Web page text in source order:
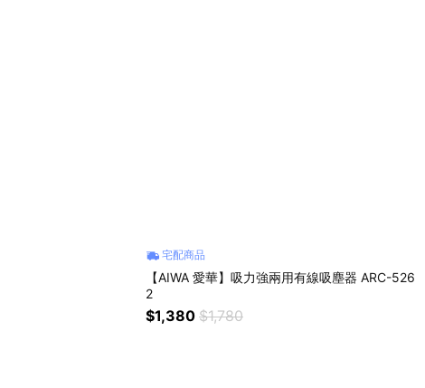
宅配商品
【AIWA 愛華】吸力強兩用有線吸塵器 ARC-526
2
$1,380 $1,780